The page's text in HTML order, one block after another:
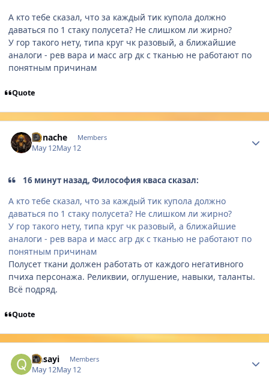
А кто тебе сказал, что за каждый тик купола должно
даваться по 1 стаку полусета? Не слишком ли жирно?
У гор такого нету, типа круг чк разовый, а ближайшие
аналоги - рев вара и масс агр дк с тканью не работают по
понятным причинам
Quote
Yunache Members
May 12May 12
16 минут назад, Философия кваса сказал:
А кто тебе сказал, что за каждый тик купола должно
даваться по 1 стаку полусета? Не слишком ли жирно?
У гор такого нету, типа круг чк разовый, а ближайшие
аналоги - рев вара и масс агр дк с тканью не работают по
понятным причинам
Полусет ткани должен работать от каждого негативного
пчиха персонажа. Реликвии, оглушение, навыки, таланты.
Всё подряд.
Quote
Qasayi Members
May 12May 12